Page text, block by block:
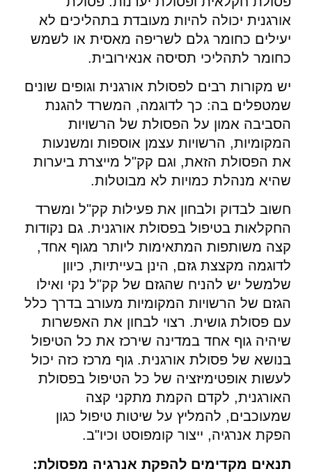
אורגנית יכולה להיות מעובדת בתהליכים לא
יעילים כחומר גלם לשריפה מאסית או לשמש
כחומר לתהליכי תסיסה אנאירובית.
יש מקורות רבים לפסולת אורגנית וגופים שונים
שמטפלים בה: כך לדוגמה, המשרד להגנת
הסביבה אמון על הפסולת של הרשויות
המקומיות, הרשויות עצמן אוספות ומשנעות
את הפסולת הזאת, וגם קק"ל מייצרת ביערות
שהיא מנהלת כמויות לא מבוטלות.
חשוב לבדוק ולבחון את פעילות קק"ל ומשרד
החקלאות בטיפול בפסולת אורגנית. גם נקודות
קצה משותפות המתאימות ליותר מגוף אחד,
לדוגמה מקצצת גזם, הינן בעייתיות, כיוון
שלמשל יש להניח שהגזם של קק"ל נקי ואילו
הגזם של הרשויות המקומיות מעורב בדרך כלל
עם פסולת גושית. רצוי לבחון את האפשרות
שיהיה גוף אחד במדינה שירכז את כל הטיפול
בנושא של פסולת אורגנית. גוף מרכז כזה יכול
לעשות אופטימיזציה של כל הטיפול בפסולת
האורגנית, לקדם הקמת מתקני קצה
שמעוכבים, להמליץ על שיטות טיפול כגון
הפקת אנרגיה, ייצור קומפוסט וכיו"ב.
תנאים מקדימים להפקת אנרגיה מפסולת: